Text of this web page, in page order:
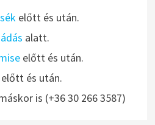
előtt és után.
alatt.
előtt és után.
előtt és után.
is (+36 30 266 3587)